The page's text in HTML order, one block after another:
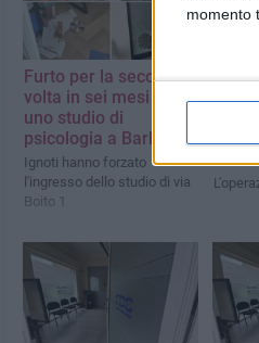
momento
Furto per la seconda
volta in sei mesi in
uno studio di
psicologia a Barletta
Ignoti hanno forzato
l'ingresso dello studio di via
Boito 1
408